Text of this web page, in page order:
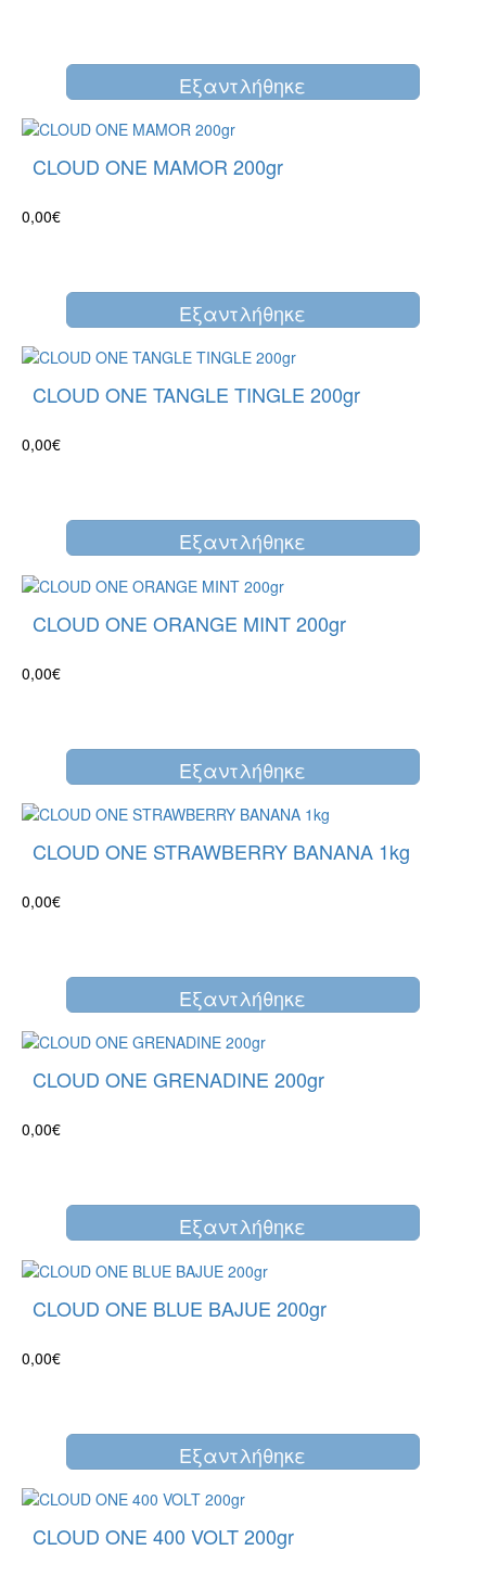
Eξαντλήθηκε
CLOUD ONE MAMOR 200gr
0,00€
Eξαντλήθηκε
CLOUD ONE TANGLE TINGLE 200gr
0,00€
Eξαντλήθηκε
CLOUD ONE ORANGE MINT 200gr
0,00€
Eξαντλήθηκε
CLOUD ONE STRAWBERRY BANANA 1kg
0,00€
Eξαντλήθηκε
CLOUD ONE GRENADINE 200gr
0,00€
Eξαντλήθηκε
CLOUD ONE BLUE BAJUE 200gr
0,00€
Eξαντλήθηκε
CLOUD ONE 400 VOLT 200gr